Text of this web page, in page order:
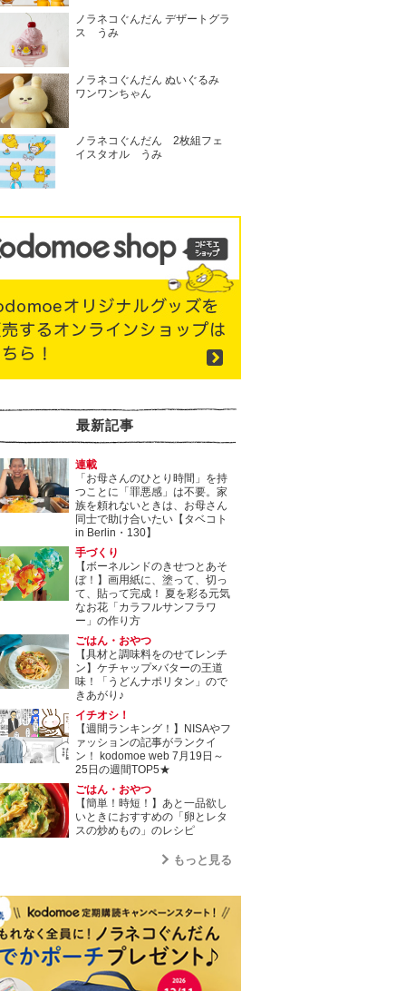
ノラネコぐんだん デザートグラ
ス うみ
ノラネコぐんだん ぬいぐるみ
ワンワンちゃん
ノラネコぐんだん 2枚組フェ
イスタオル うみ
最新記事
連載
「お母さんのひとり時間」を持
つことに「罪悪感」は不要。家
族を頼れないときは、お母さん
同士で助け合いたい【タベコト
in Berlin・130】
手づくり
【ボーネルンドのきせつとあそ
ぼ！】画用紙に、塗って、切っ
て、貼って完成！ 夏を彩る元気
なお花「カラフルサンフラワ
ー」の作り方
ごはん・おやつ
【具材と調味料をのせてレンチ
ン】ケチャップ×バターの王道
味！「うどんナポリタン」ので
きあがり♪
イチオシ！
【週間ランキング！】NISAやフ
ァッションの記事がランクイ
ン！ kodomoe web 7月19日～
25日の週間TOP5★
ごはん・おやつ
【簡単！時短！】あと一品欲し
いときにおすすめの「卵とレタ
スの炒めもの」のレシピ
もっと見る